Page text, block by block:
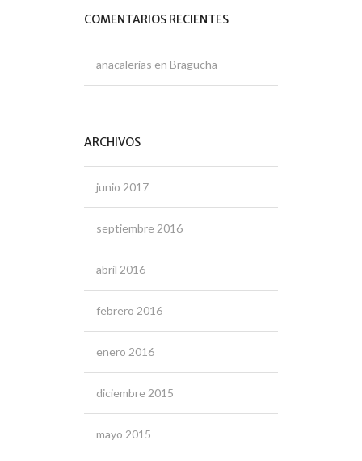
COMENTARIOS RECIENTES
anacalerias en Bragucha
ARCHIVOS
junio 2017
septiembre 2016
abril 2016
febrero 2016
enero 2016
diciembre 2015
mayo 2015